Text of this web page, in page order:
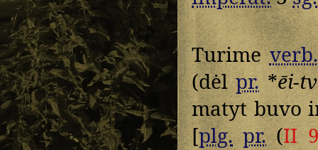
Turimeverb.
(dėlpr.*ēi-
matyt buvo
[plg. pr.(II